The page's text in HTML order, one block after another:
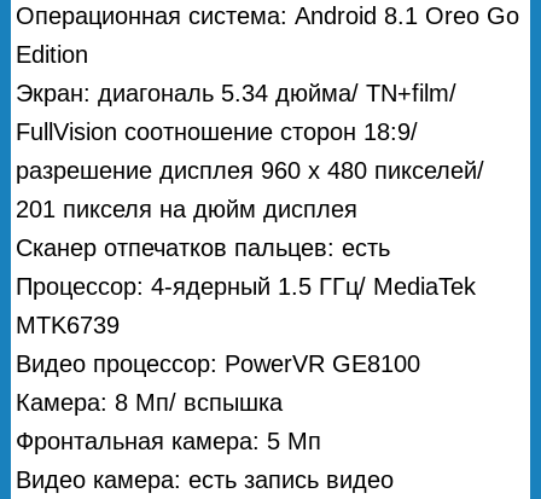
Операционная система: Android 8.1 Oreo Go
Edition
Экран: диагональ 5.34 дюйма/ TN+film/
FullVision соотношение сторон 18:9/
разрешение дисплея 960 x 480 пикселей/
201 пикселя на дюйм дисплея
Сканер отпечатков пальцев: есть
Процессор: 4-ядерный 1.5 ГГц/ MediaTek
MTK6739
Видео процессор: PowerVR GE8100
Камера: 8 Мп/ вспышка
Фронтальная камера: 5 Мп
Видео камера: есть запись видео